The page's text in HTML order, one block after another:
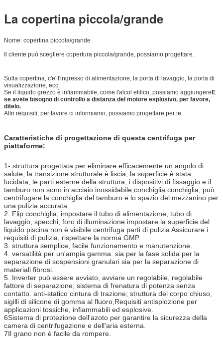
La copertina piccola/grande
Nome: copertina piccola/grande
Il cliente può scegliere copertura piccola/grande, possiamo progettare.
Sulla copertina, c'e' l'ingresso di alimentazione, la porta di lavaggio, la porta di
visualizzazione, ecc.
Se il liquido grezzo è infiammabile, come l'alcol etilico, possiamo aggiungereE
se avete bisogno di controllo a distanza del motore esplosivo, per favore,
ditelo.
Altri requisiti, per favore ci informiamo, possiamo progettare per te.
Caratteristiche di progettazione di questa centrifuga per
piattaforme:
1- struttura progettata per eliminare efficacemente un angolo di
salute, la transizione strutturale è liscia, la superficie è stata
lucidata, le parti esterne della struttura, i dispositivi di fissaggio e il
tamburo non sono in acciaio inossidabile,conchiglia conchiglia, può
centrifugare la conchiglia del tamburo e lo spazio del mezzanino per
una pulizia accurata.
2. Flip conchiglia, impostare il tubo di alimentazione, tubo di
lavaggio, specchi, foro di illuminazione.impostare la superficie del
liquido piscina non è visibile centrifuga parti di pulizia Assicurare i
requisiti di pulizia, rispettare la norma GMP.
3. struttura semplice, facile funzionamento e manutenzione.
4. versatilità per un'ampia gamma. sia per la fase solida per la
separazione di sospensioni granulari sia per la separazione di
materiali fibrosi.
5. Inverter può essere avviato, avviare un regolabile, regolabile
fattore di separazione; sistema di frenatura di potenza senza
contatto. anti-statico cintura di trazione; struttura del corpo chiuso,
sigilli di silicone di gomma al fluoro,Requisiti antisplozione per
applicazioni tossiche, infiammabili ed esplosive.
6Sistema di protezione dell'azoto per garantire la sicurezza della
camera di centrifugazione e dell'aria esterna.
7Il grano non è facile da rompere.